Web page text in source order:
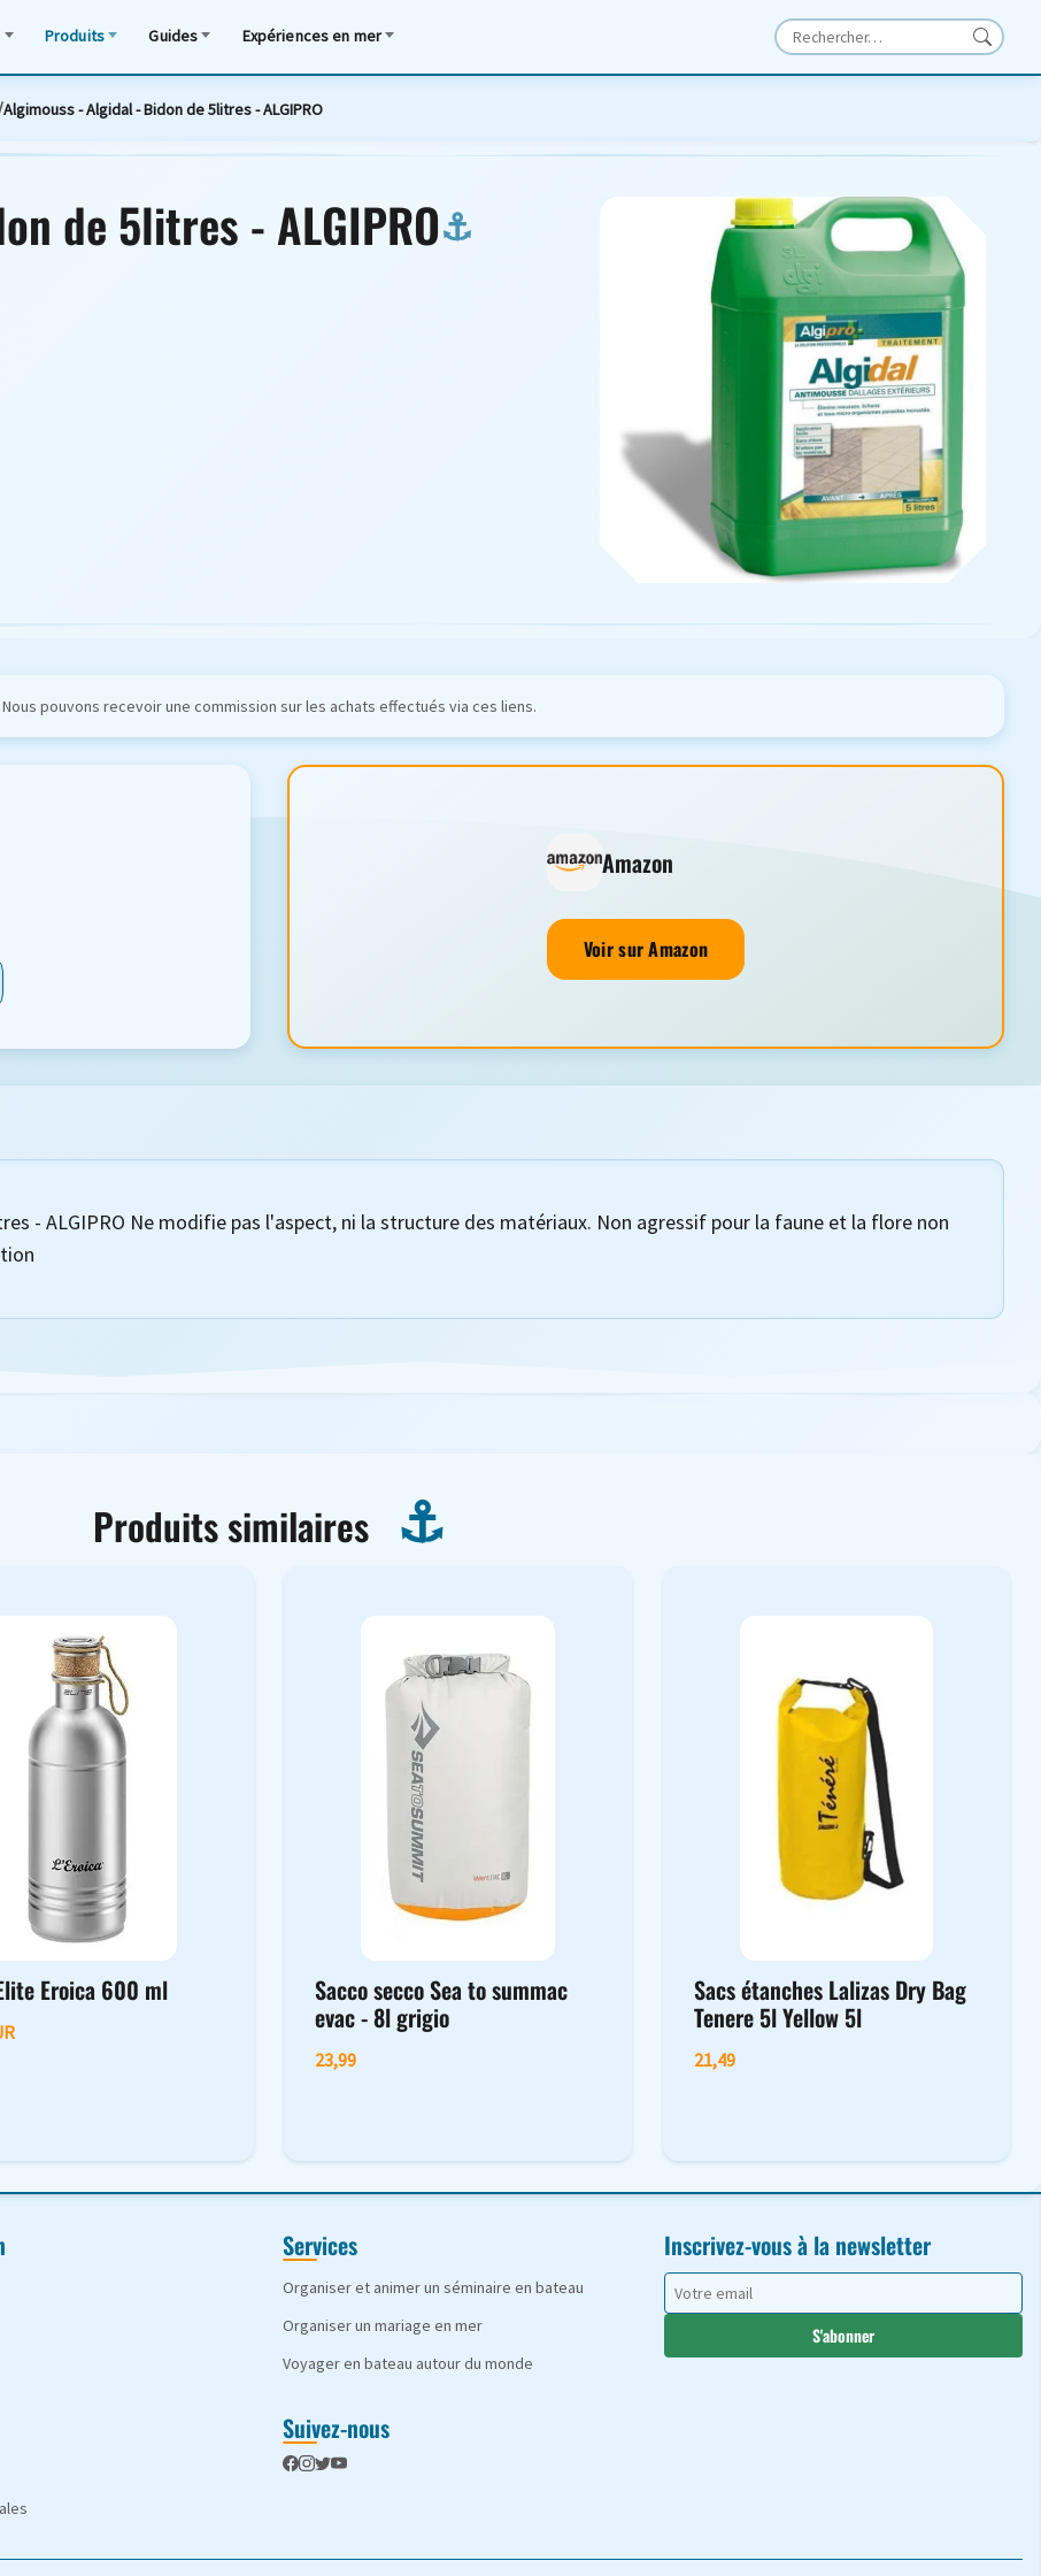
Produits Guides Expériences en mer
Algimouss - Algidal - Bidon de 5litres - ALGIPRO
de 5litres - ALGIPRO
Nous pouvons recevoir une commission sur les achats effectués via ces liens.
Amazon
Voir sur Amazon
- ALGIPRO Ne modifie pas l'aspect, ni la structure des matériaux. Non agressif pour la faune et la flore non
Produits similaires
Eroica 600 ml
Sacco secco Sea to summac
evac - 8l grigio
23,99
Sacs étanches Lalizas Dry Bag
Tenere 5l Yellow 5l
21,49
Services
Organiser et animer un séminaire en bateau
Organiser un mariage en mer
Voyager en bateau autour du monde
Suivez-nous
Inscrivez-vous à la newsletter
S'abonner